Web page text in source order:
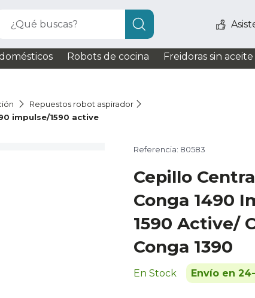
¿Qué buscas?
Robots de cocina Freidoras sin aceite
Repuestos robot aspirador
impulse/1590 active
Referencia: 80583
Cepillo
Conga 1490
1590 Active/
Conga 1390
En Stock Envío en